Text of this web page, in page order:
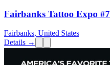
Fairbanks Tattoo Expo #7
Fairbanks, United States
Details →